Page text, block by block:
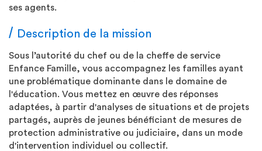
ses agents.
Description de la mission
Sous l’autorité du chef ou de la cheffe de service
Enfance Famille, vous accompagnez les familles ayant
une problématique dominante dans le domaine de
l'éducation. Vous mettez en œuvre des réponses
adaptées, à partir d'analyses de situations et de projets
partagés, auprès de jeunes bénéficiant de mesures de
protection administrative ou judiciaire, dans un mode
d'intervention individuel ou collectif.